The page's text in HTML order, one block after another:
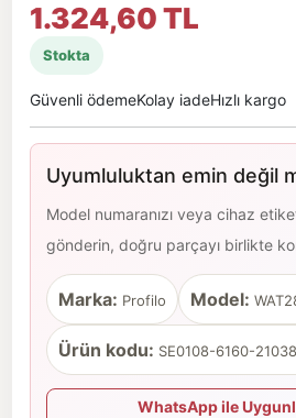
1.324,60 TL
Stokta
Güvenli ödemeKolay iadeHızlı kargo
Uyumluluktan emin değil
Model numaranızı veya cihaz
gönderin, doğru parçayı birlikte
Marka: Profilo Model:
Ürün kodu: SE0108-6160-
WhatsApp ile